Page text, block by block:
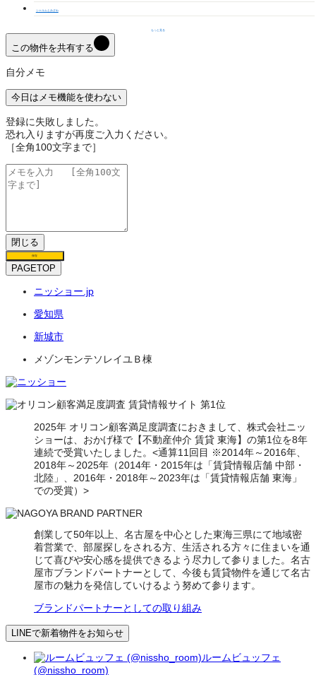
シャルムとみざわ
もっと見る
この物件を共有する
自分メモ
今日はメモ機能を使わない
登録に失敗しました。
恐れ入りますが再度ご入力ください。
［全角100文字まで］
閉じる
保存
PAGETOP
ニッショー.jp
愛知県
新城市
メゾンモンテソレイユＢ棟
2025年 オリコン顧客満足度調査におきまして、株式会社ニッ
ショーは、おかげ様で【不動産仲介 賃貸 東海】の第1位を8年
連続で受賞いたしました。<通算11回目 ※2014年～2016年、
2018年～2025年（2014年・2015年は「賃貸情報店舗 中部・
北陸」、2016年・2018年～2023年は「賃貸情報店舗 東海」
での受賞）>
創業して50年以上、名古屋を中心とした東海三県にて地域密
着営業で、部屋探しをされる方、生活される方々に住まいを通
じて喜びや安心感を提供できるよう尽力して参りました。名古
屋市ブランドパートナーとして、今後も賃貸物件を通じて名古
屋市の魅力を発信していけるよう努めて参ります。
ブランドパートナーとしての取り組み
LINEで新着物件をお知らせ
ルームビュッフェ
(@nissho_room)